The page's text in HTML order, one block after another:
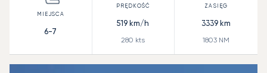
6-7
519 km/h
280 kts
3339 km
1803 NM